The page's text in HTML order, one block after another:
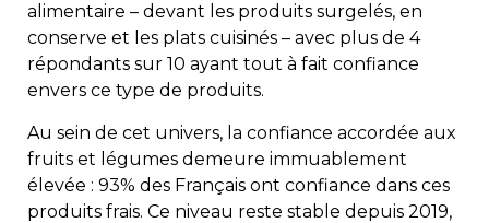
alimentaire – devant les produits surgelés, en
conserve et les plats cuisinés – avec plus de 4
répondants sur 10 ayant tout à fait confiance
envers ce type de produits.
Au sein de cet univers, la confiance accordée aux
fruits et légumes demeure immuablement
élevée : 93% des Français ont confiance dans ces
produits frais. Ce niveau reste stable depuis 2019,